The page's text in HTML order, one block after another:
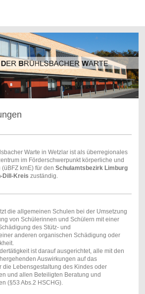
Warte in Wetzlar ist als überregionales
im Förderschwerpunkt körperliche und
kmE) für den Schulamtsbezirk Limburg
Dill-Kreis zuständig.
die allgemeinen Schulen bei der Umsetzung
von Schülerinnen und Schülern mit einer
des Stütz- und
anderen organischen Schädigung oder
ist darauf ausgerichtet, alle mit den
Auswirkungen auf das
die Lebensgestaltung des Kindes oder
und allen Beteiligten Beratung und
(§53 Abs.2 HSCHG).